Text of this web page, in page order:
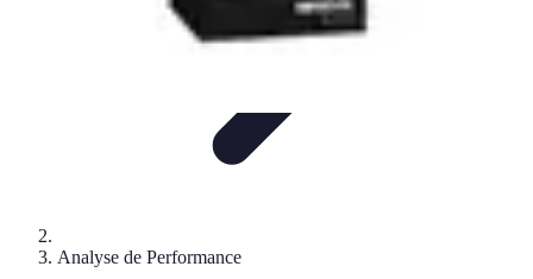
Analyse de Performance